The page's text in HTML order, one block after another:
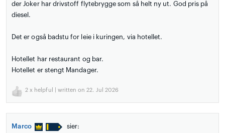
der Joker har drivstoff flytebrygge som så helt ny ut. God pris på
diesel.
Det er også badstu for leie i kuringen, via hotellet.
Hotellet har restaurant og bar.
Hotellet er stengt Mandager.
2 x helpful | written on 22. Jul 2026
Marco sier: